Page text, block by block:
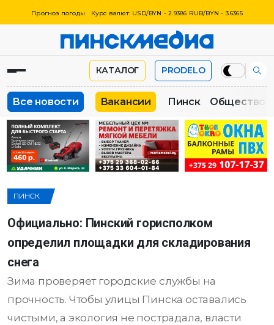
Прогноз погоды Курс валют: USD/BYN - 2.9386 RUB/BYN - 3.6365
КАТАЛОГ PRODELO
Все новости Вакансии Пинск Общество
ПИНСК
Официально: Пинский горисполком
определил площадки для складирования
снега
Зима проверяет городские службы на
прочность. Чтобы улицы Пинска оставались
чистыми, а экология не пострадала, власти